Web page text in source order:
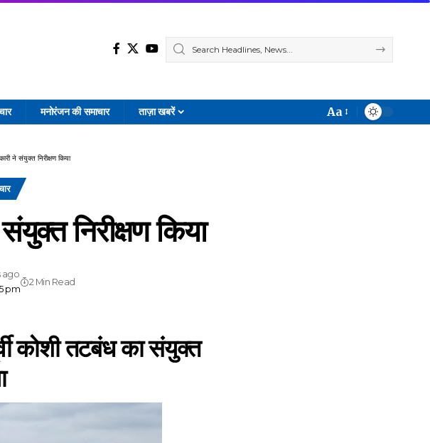
मनोरंजन की समाचार ताज़ा खबरें
Font
Aa
ने संयुक्त निरीक्षण किया
निरीक्षण किया
pm
ago
2 Min Read
कोशी तटबंध का संयुक्त